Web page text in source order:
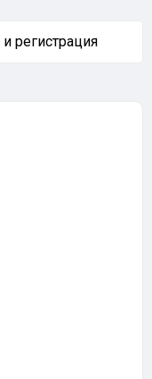
и регистрация